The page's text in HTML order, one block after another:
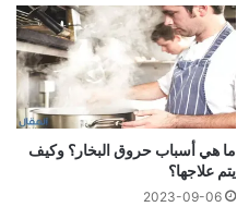
ما هي أسباب حروق البخار؟ وكيف
يتم علاجها؟
2023-09-06